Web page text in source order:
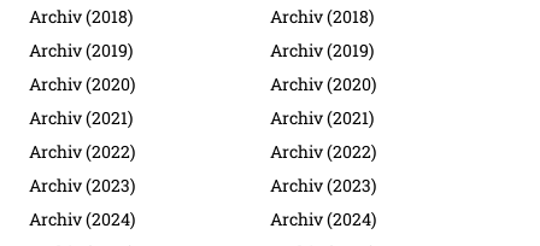
Archiv (2018)
Archiv (2019)
Archiv (2020)
Archiv (2021)
Archiv (2022)
Archiv (2023)
Archiv (2024)
Archiv (2018)
Archiv (2019)
Archiv (2020)
Archiv (2021)
Archiv (2022)
Archiv (2023)
Archiv (2024)